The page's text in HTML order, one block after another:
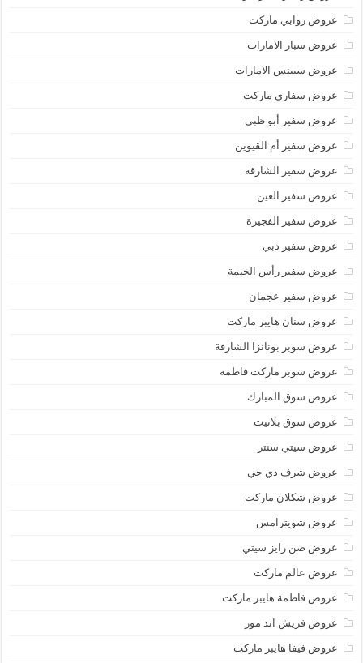
عروض روابي ماركت
عروض سبار الامارات
عروض سبينس الامارات
عروض سفاري ماركت
عروض سفير أبو ظبي
عروض سفير أم القيوين
عروض سفير الشارقة
عروض سفير العين
عروض سفير الفجيرة
عروض سفير دبي
عروض سفير رأس الخيمة
عروض سفير عجمان
عروض سنان هايبر ماركت
عروض سوبر بونانزا الشارقة
عروض سوبر ماركت فاطمة
عروض سوق المبارك
عروض سوق بلانيت
عروض سيتي سنتر
عروض شرف دي جي
عروض شكلان ماركت
عروض شويترامس
عروض صن رايز سيتي
عروض عالم ماركت
عروض فاطمة هايبر ماركت
عروض فريش اند مور
عروض فيفا هايبر ماركت